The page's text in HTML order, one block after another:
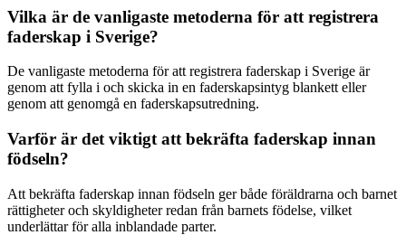
Vilka är de vanligaste metoderna för att registrera
faderskap i Sverige?
De vanligaste metoderna för att registrera faderskap i Sverige är
genom att fylla i och skicka in en faderskapsintyg blankett eller
genom att genomgå en faderskapsutredning.
Varför är det viktigt att bekräfta faderskap innan
födseln?
Att bekräfta faderskap innan födseln ger både föräldrarna och barnet
rättigheter och skyldigheter redan från barnets födelse, vilket
underlättar för alla inblandade parter.